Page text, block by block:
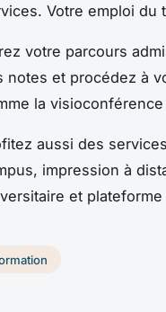
Votre emploi du
votre parcours
notes et procédez à
la
aussi des
impression à
et